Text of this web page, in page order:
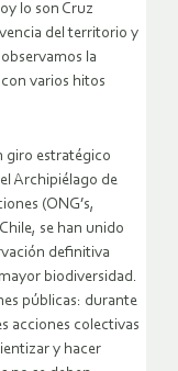
lo son Cruz
del territorio y
la
varios hitos
giro estratégico
Archipiélago de
(ONG’s,
se han unido
definitiva
biodiversidad.
públicas: durante
acciones colectivas
y hacer